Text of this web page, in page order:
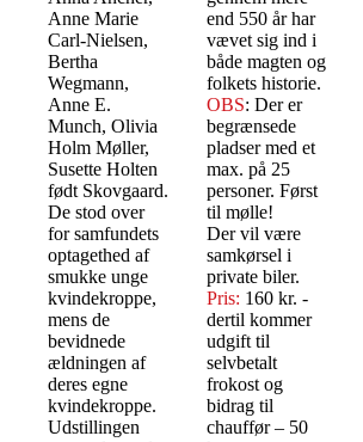
Anne Marie
Carl-Nielsen,
Bertha
Wegmann,
Anne E.
Munch, Olivia
Holm Møller,
Susette Holten
født Skovgaard.
De stod over
for samfundets
optagethed af
smukke unge
kvindekroppe,
mens de
bevidnede
ældningen af
deres egne
kvindekroppe.
Udstillingen
end 550 år har
vævet sig ind i
både magten og
folkets historie.
OBS: Der er
begrænsede
pladser med et
max. på 25
personer. Først
til mølle!
Der vil være
samkørsel i
private biler.
Pris: 160 kr. -
dertil kommer
udgift til
selvbetalt
frokost og
bidrag til
chauffør – 50